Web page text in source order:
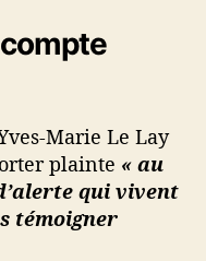
Marie Le Lay
plainte « au
qui vivent
témoigner